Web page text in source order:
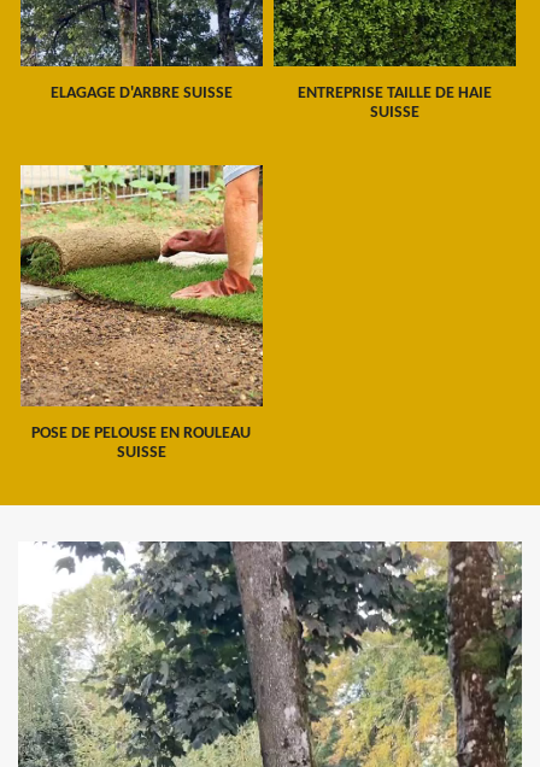
ELAGAGE D'ARBRE SUISSE
ENTREPRISE TAILLE DE HAIE
SUISSE
POSE DE PELOUSE EN ROULEAU
SUISSE